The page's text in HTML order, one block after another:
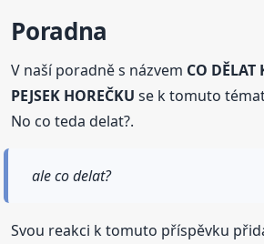
Poradna
V naší poradně s názvem CO DĚLAT
PEJSEK HOREČKU se k tomuto
No co teda delat?.
ale co delat?
Svou reakci k tomuto příspěvku